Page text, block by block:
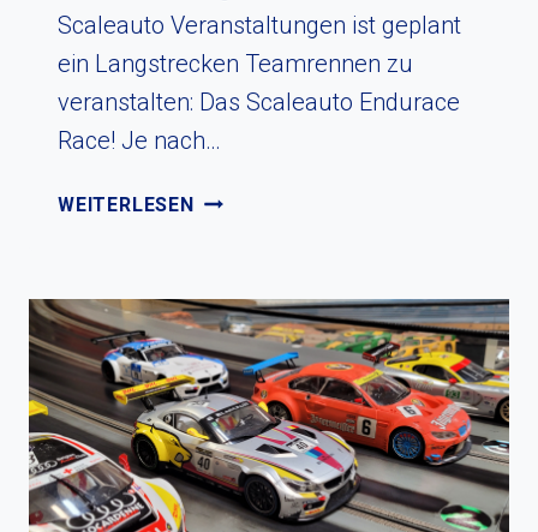
Scaleauto Veranstaltungen ist geplant
ein Langstrecken Teamrennen zu
veranstalten: Das Scaleauto Endurace
Race! Je nach…
WEITERLESENSCALEAUTO
12.07.25